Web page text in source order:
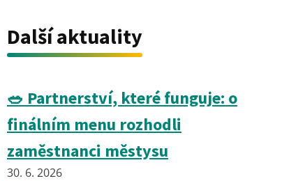
Další aktuality
🥗 Partnerství, které funguje: o
finálním menu rozhodli
zaměstnanci městysu
30. 6. 2026